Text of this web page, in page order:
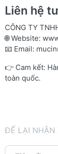
Liên hệ
CÔNG TY
🌐 Website:
📧 Email:
👉 Cam kết:
toàn quốc.
ĐỂ LẠI NHẬN